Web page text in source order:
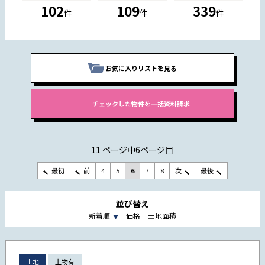
102件 109件 339件
お気に入りリストを見る
11 ページ中6ページ目
最初 前 4 5 6 7 8 次 最後
並び替え
新着順 価格 土地面積
土地 上物有